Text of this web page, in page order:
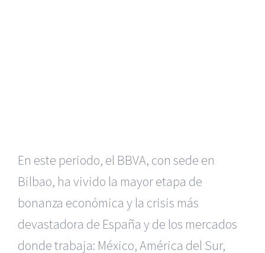
En este periodo, el BBVA, con sede en
Bilbao, ha vivido la mayor etapa de
bonanza económica y la crisis más
devastadora de España y de los mercados
donde trabaja: México, América del Sur,